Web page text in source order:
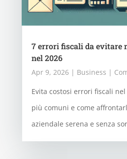
7 errori fiscali da evitare
nel 2026
Apr 9, 2026| Business |
Evita costosi errori fiscali
più comuni e come
aziendale serena e senza